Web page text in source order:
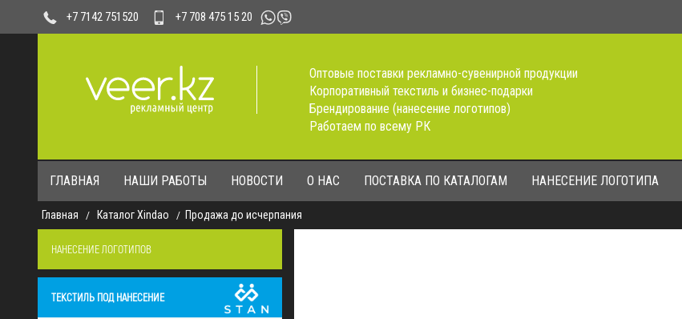
+7 7142 751520 +7 708 475 15 20
Оптовые поставки рекламно-сувенирной продукции
Корпоративный текстиль и бизнес-подарки
Брендирование (нанесение логотипов)
Работаем по всему РК
ГЛАВНАЯ НАШИ РАБОТЫ НОВОСТИ О НАС ПОСТАВКА ПО КАТАЛОГАМ НАНЕСЕНИЕ ЛОГОТИПА
Главная Каталог Xindao Продажа до исчерпания
НАНЕСЕНИЕ ЛОГОТИПОВ
ТЕКСТИЛЬ ПОД НАНЕСЕНИЕ